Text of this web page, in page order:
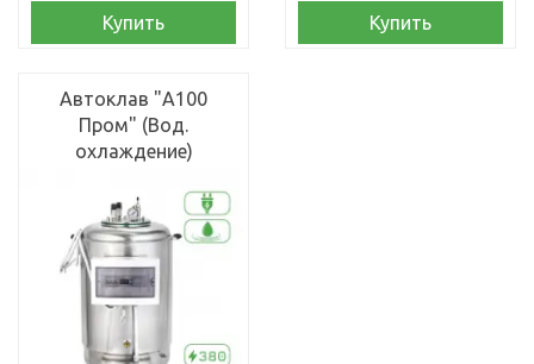
Купить Купить
Автоклав "А100
Пром" (Вод.
охлаждение)